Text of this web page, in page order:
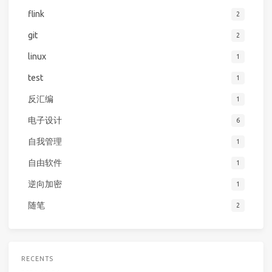
flink 2
git 2
linux 1
test 1
反汇编 1
电子设计 6
自我管理 1
自由软件 1
逆向加密 1
随笔 2
RECENTS